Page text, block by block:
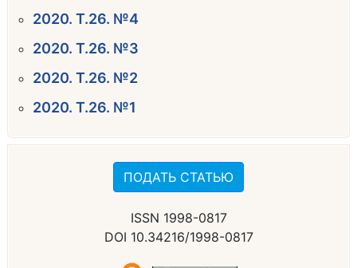
ПОДАТЬ СТАТЬЮ
ISSN 1998-0817
DOI 10.34216/1998-0817
2020. Т.26. №4
2020. Т.26. №3
2020. Т.26. №2
2020. Т.26. №1